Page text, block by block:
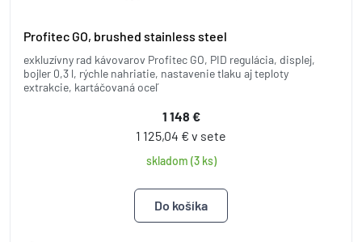
Profitec GO, brushed stainless steel
exkluzívny rad kávovarov Profitec GO, PID regulácia, displej,
bojler 0,3 l, rýchle nahriatie, nastavenie tlaku aj teploty
extrakcie, kartáčovaná oceľ
1 148 €
1 125,04 € v sete
skladom (3 ks)